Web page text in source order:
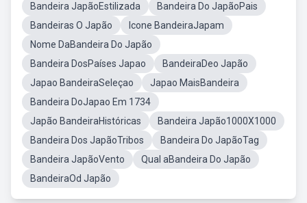
Bandeira JapãoEstilizada
Bandeira Do JapãoPais
Bandeiras O Japão
Icone BandeiraJapam
Nome DaBandeira Do Japão
Bandeira DosPaíses Japao
BandeiraDeo Japão
Japao BandeiraSeleçao
Japao MaisBandeira
Bandeira DoJapao Em 1734
Japão BandeiraHistóricas
Bandeira Japão1000X1000
Bandeira Dos JapãoTribos
Bandeira Do JapãoTag
Bandeira JapãoVento
Qual aBandeira Do Japão
BandeiraOd Japão